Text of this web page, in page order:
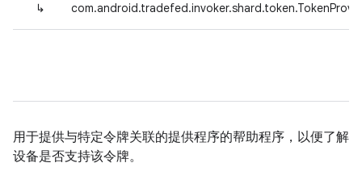
↳
用于提供与特定令牌关联的提供程序的帮助程序，以便了解
设备是否支持该令牌。